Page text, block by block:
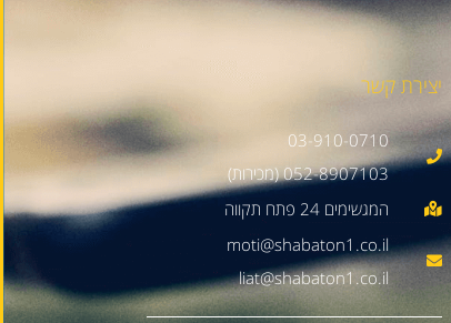
יצירת קשר
03-910-0710
052-8907103 (מכירות)
moti@shabaton1.co.il
liat@shabaton1.co.il